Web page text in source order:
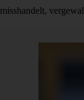
misshandelt,